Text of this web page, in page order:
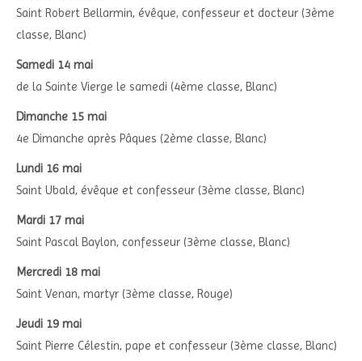
Saint Robert Bellarmin, évêque, confesseur et docteur (3ème
classe, Blanc)
Samedi 14 mai
de la Sainte Vierge le samedi (4ème classe, Blanc)
Dimanche 15 mai
4e Dimanche après Pâques (2ème classe, Blanc)
Lundi 16 mai
Saint Ubald, évêque et confesseur (3ème classe, Blanc)
Mardi 17 mai
Saint Pascal Baylon, confesseur (3ème classe, Blanc)
Mercredi 18 mai
Saint Venan, martyr (3ème classe, Rouge)
Jeudi 19 mai
Saint Pierre Célestin, pape et confesseur (3ème classe, Blanc)